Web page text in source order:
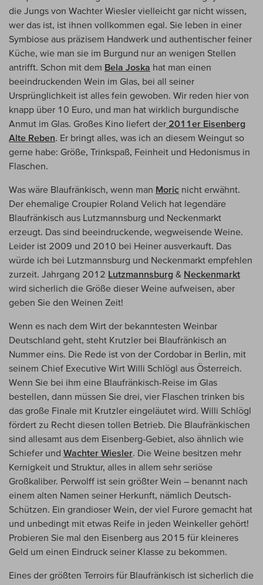
die Jungs von Wachter Wiesler vielleicht gar nicht wissen,
wer das ist, ist ihnen vollkommen egal. Sie leben in einer
Symbiose aus präzisem Handwerk und authentischer feiner
Küche, wie man sie im Burgund nur an wenigen Stellen
antrifft. Schon mit dem Bela Joska hat man einen
beeindruckenden Wein im Glas, bei all seiner
Ursprünglichkeit ist alles fein gewoben. Wir reden hier von
knapp über 10 Euro, und man hat wirklich burgundische
Anmut im Glas. Großes Kino liefert der 2011er Eisenberg
Alte Reben. Er bringt alles, was ich an diesem Weingut so
gerne habe: Größe, Trinkspaß, Feinheit und Hedonismus in
Flaschen.
Was wäre Blaufränkisch, wenn man Moric nicht erwähnt.
Der ehemalige Croupier Roland Velich hat legendäre
Blaufränkisch aus Lutzmannsburg und Neckenmarkt
erzeugt. Das sind beeindruckende, wegweisende Weine.
Leider ist 2009 und 2010 bei Heiner ausverkauft. Das
würde ich bei Lutzmannsburg und Neckenmarkt empfehlen
zurzeit. Jahrgang 2012 Lutzmannsburg & Neckenmarkt
wird sicherlich die Größe dieser Weine aufweisen, aber
geben Sie den Weinen Zeit!
Wenn es nach dem Wirt der bekanntesten Weinbar
Deutschland geht, steht Krutzler bei Blaufränkisch an
Nummer eins. Die Rede ist von der Cordobar in Berlin, mit
seinem Chief Executive Wirt Willi Schlögl aus Österreich.
Wenn Sie bei ihm eine Blaufränkisch-Reise im Glas
bestellen, dann müssen Sie drei, vier Flaschen trinken bis
das große Finale mit Krutzler eingeläutet wird. Willi Schlögl
fördert zu Recht diesen tollen Betrieb. Die Blaufränkischen
sind allesamt aus dem Eisenberg-Gebiet, also ähnlich wie
Schiefer und Wachter Wiesler. Die Weine besitzen mehr
Kernigkeit und Struktur, alles in allem sehr seriöse
Großkaliber. Perwolff ist sein größter Wein – benannt nach
einem alten Namen seiner Herkunft, nämlich Deutsch-
Schützen. Ein grandioser Wein, der viel Furore gemacht hat
und unbedingt mit etwas Reife in jeden Weinkeller gehört!
Probieren Sie mal den Eisenberg aus 2015 für kleineres
Geld um einen Eindruck seiner Klasse zu bekommen.
Eines der größten Terroirs für Blaufränkisch ist sicherlich die